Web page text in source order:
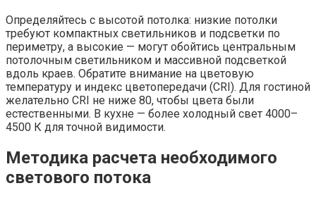
Определяйтесь с высотой потолка: низкие потолки
требуют компактных светильников и подсветки по
периметру, а высокие — могут обойтись центральным
потолочным светильником и массивной подсветкой
вдоль краев. Обратите внимание на цветовую
температуру и индекс цветопередачи (CRI). Для гостиной
желательно CRI не ниже 80, чтобы цвета были
естественными. В кухне — более холодный свет 4000–
4500 К для точной видимости.
Методика расчета необходимого
светового потока